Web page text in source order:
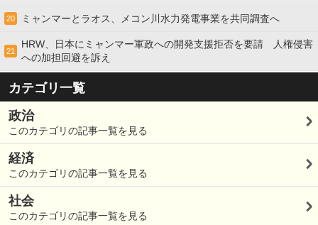
20 ミャンマーとラオス、メコン川水力発電事業を共同調査へ
21
HRW、日本にミャンマー軍政への開発支援拒否を要請 人権侵害
への加担回避を訴え
カテゴリ一覧
政治
このカテゴリの記事一覧を見る
経済
このカテゴリの記事一覧を見る
社会
このカテゴリの記事一覧を見る